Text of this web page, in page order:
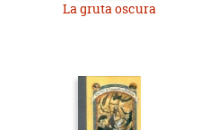
La gruta oscura